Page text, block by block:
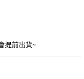
提前出貨~